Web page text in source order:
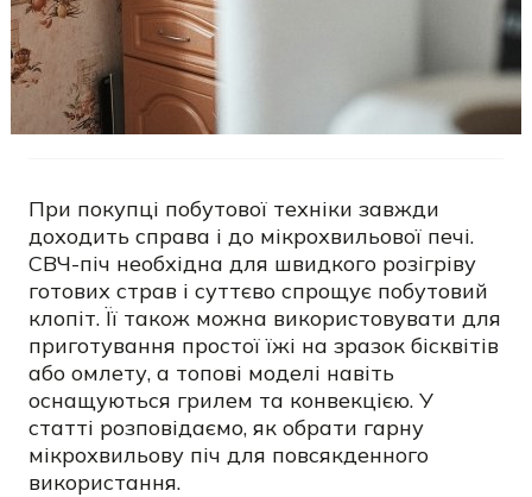
При покупці побутової техніки завжди
доходить справа і до мікрохвильової печі.
СВЧ-піч необхідна для швидкого розігріву
готових страв і суттєво спрощує побутовий
клопіт. Її також можна використовувати для
приготування простої їжі на зразок бісквітів
або омлету, а топові моделі навіть
оснащуються грилем та конвекцією. У
статті розповідаємо, як обрати гарну
мікрохвильову піч для повсякденного
використання.